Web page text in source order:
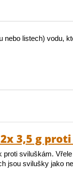
listech) vodu,
3,5 g
proti sviluškám.
jsou svilušky jako